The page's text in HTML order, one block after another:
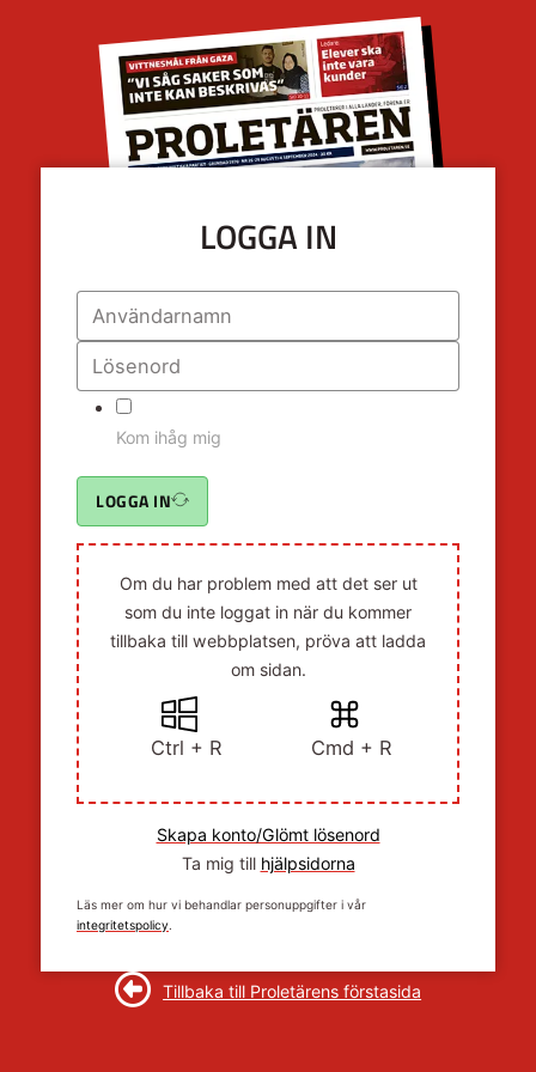
LOGGA IN
Kom ihåg mig
LOGGA IN
Om du har problem med att det ser ut
som du inte loggat in när du kommer
tillbaka till webbplatsen, pröva att ladda
om sidan.
Ctrl + R Cmd + R
Skapa konto/Glömt lösenord
Ta mig till hjälpsidorna
Läs mer om hur vi behandlar personuppgifter i vår
integritetspolicy.
Tillbaka till Proletärens förstasida